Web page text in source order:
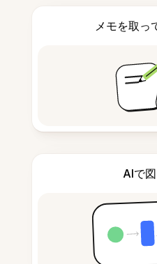
メモを取っ
AIで